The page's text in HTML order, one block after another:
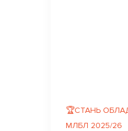
🏆СТАНЬ
МЛБЛ 2025/26